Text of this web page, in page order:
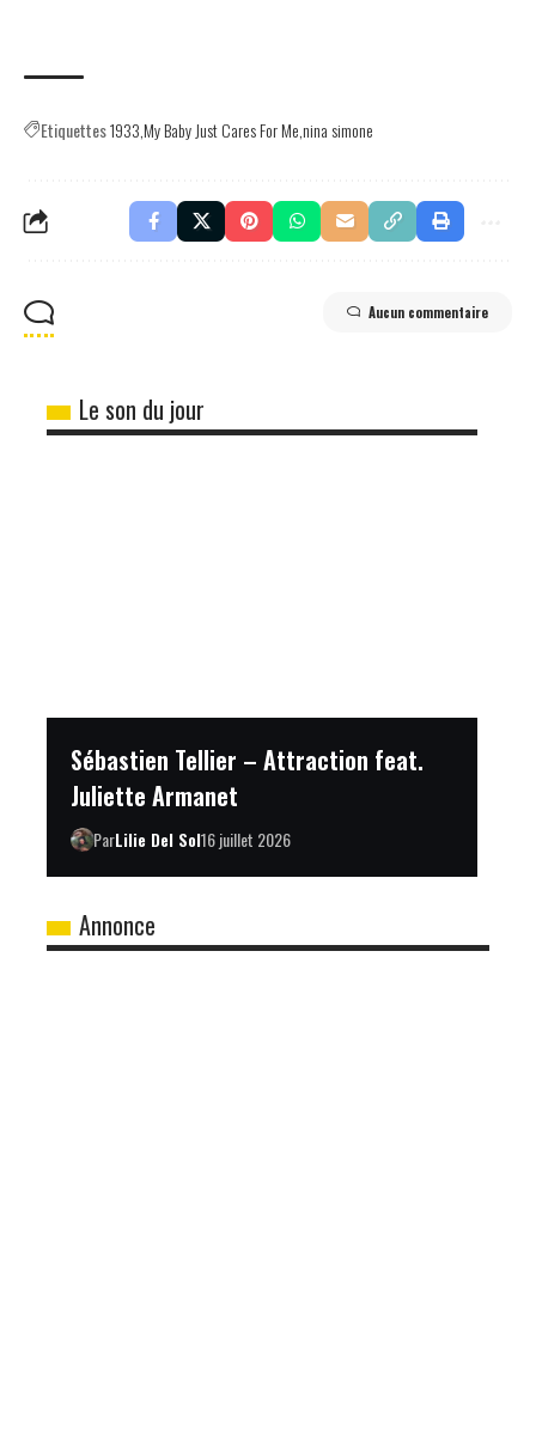
Etiquettes1933My Baby Just Cares For Menina simone
Aucun commentaire
Le son du jour
Sébastien Tellier – Attraction feat.
Juliette Armanet
ParLilie Del Sol16 juillet 2026
Annonce